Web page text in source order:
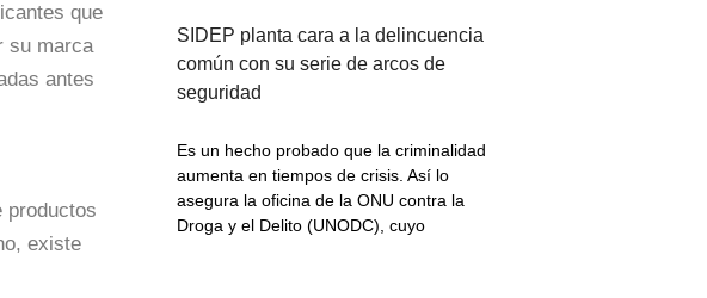
que
su marca
antes
productos
existe
SIDEP planta cara a la delincuencia
común con su serie de arcos de
seguridad
Es un hecho probado que la criminalidad
aumenta en tiempos de crisis. Así lo
asegura la oficina de la ONU contra la
Droga y el Delito (UNODC), cuyo